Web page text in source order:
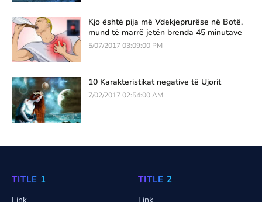
Kjo është pija më Vdekjeprurëse në Botë,
mund të marrë jetën brenda 45 minutave
5/07/2017 03:09:00 PM
10 Karakteristikat negative të Ujorit
7/02/2017 02:54:00 AM
TITLE 1 TITLE 2